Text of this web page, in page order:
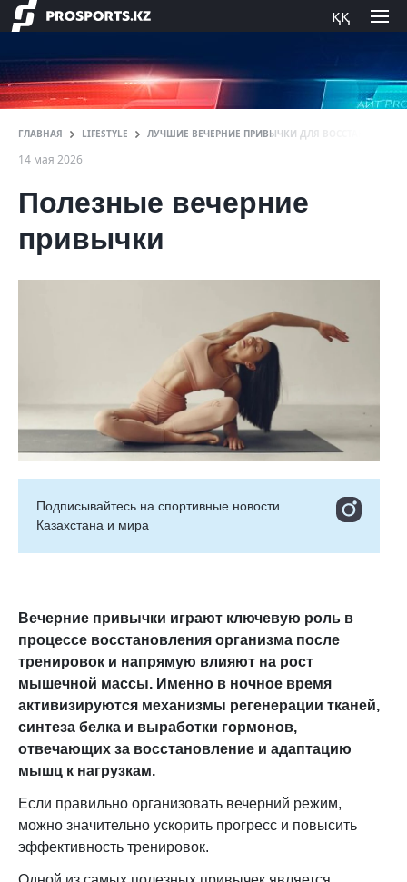
ққ
ГЛАВНАЯ LIFESTYLE ЛУЧШИЕ ВЕЧЕРНИЕ ПРИВЫЧКИ ДЛЯ
14 мая 2026
Полезные вечерние
привычки
Подписывайтесь на cпортивные новости
Казахстана и мира
Вечерние привычки играют ключевую роль в
процессе восстановления организма после
тренировок и напрямую влияют на рост
мышечной массы. Именно в ночное время
активизируются механизмы регенерации тканей,
синтеза белка и выработки гормонов,
отвечающих за восстановление и адаптацию
мышц к нагрузкам.
Если правильно организовать вечерний режим,
можно значительно ускорить прогресс и повысить
эффективность тренировок.